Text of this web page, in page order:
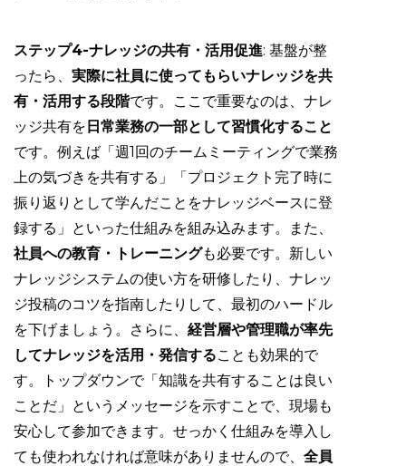
ステップ4-ナレッジの共有・活用促進: 基盤が整
ったら、 実際に社員に使ってもらいナレッジを共
有・活用する段階です。ここで重要なのは、ナレ
ッジ共有を 日常業務の一部として習慣化すること
です。例えば「週1回のチームミーティングで業務
上の気づきを共有する」「プロジェクト完了時に
振り返りとして学んだことをナレッジベースに登
録する」といった仕組みを組み込みます。また、
社員への教育・トレーニングも必要です。新しい
ナレッジシステムの使い方を研修したり、ナレッ
ジ投稿のコツを指南したりして、最初のハードル
を下げましょう。さらに、 経営層や管理職が率先
してナレッジを活用・発信することも効果的で
す。トップダウンで「知識を共有することは良い
ことだ」というメッセージを示すことで、現場も
安心して参加できます。せっかく仕組みを導入し
ても使われなければ意味がありませんので、 全員